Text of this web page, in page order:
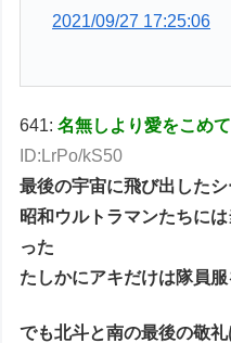
2021/09/27 17:25:06
641:名無しより愛をこめて
ID:LrPo/kS50
最後の宇宙に飛び出したシ
昭和ウルトラマンたちに
った
たしかにアキだけは隊員
でも北斗と南の最後の敬